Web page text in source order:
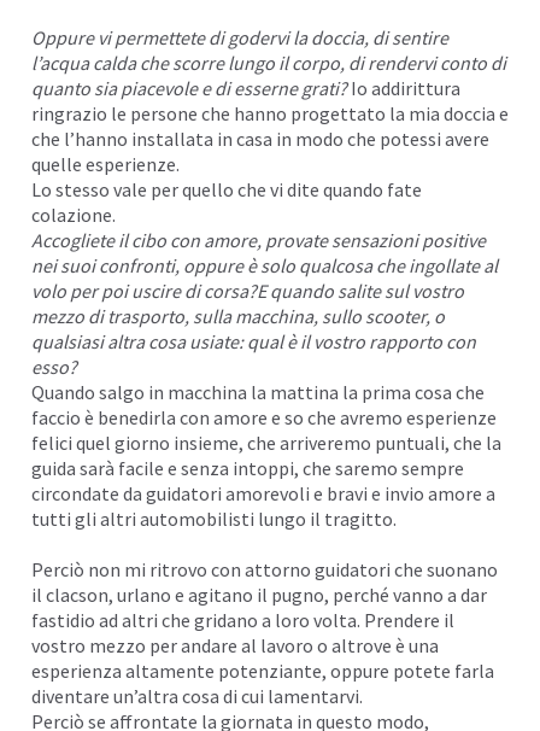
Oppure vi permettete di godervi la doccia, di sentire
l’acqua calda che scorre lungo il corpo, di rendervi conto di
quanto sia piacevole e di esserne grati?Io addirittura
ringrazio le persone che hanno progettato la mia doccia e
che l’hanno installata in casa in modo che potessi avere
quelle esperienze.
Lo stesso vale per quello che vi dite quando fate
colazione.
Accogliete il cibo con amore, provate sensazioni positive
nei suoi confronti, oppure è solo qualcosa che ingollate al
volo per poi uscire di corsa?E quando salite sul vostro
mezzo di trasporto, sulla macchina, sullo scooter, o
qualsiasi altra cosa usiate: qual è il vostro rapporto con
esso?
Quando salgo in macchina la mattina la prima cosa che
faccio è benedirla con amore e so che avremo esperienze
felici quel giorno insieme, che arriveremo puntuali, che la
guida sarà facile e senza intoppi, che saremo sempre
circondate da guidatori amorevoli e bravi e invio amore a
tutti gli altri automobilisti lungo il tragitto.
Perciò non mi ritrovo con attorno guidatori che suonano
il clacson, urlano e agitano il pugno, perché vanno a dar
fastidio ad altri che gridano a loro volta. Prendere il
vostro mezzo per andare al lavoro o altrove è una
esperienza altamente potenziante, oppure potete farla
diventare un’altra cosa di cui lamentarvi.
Perciò se affrontate la giornata in questo modo,